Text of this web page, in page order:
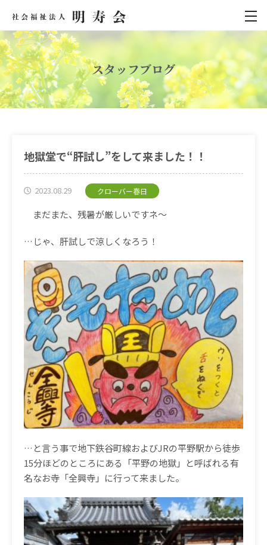
スタッフブログ
地獄堂で“肝試し”をして来ました！！
2023.08.29 クローバー春日
まだまた、残暑が厳しいですネ〜
… じゃ、肝試しで涼しくなろう！
…と言う事で地下鉄谷町線およびJRの平野駅から徒歩
15分ほどのところにある「平野の地獄」と呼ばれる有
名なお寺「全興寺」に行って来ました。